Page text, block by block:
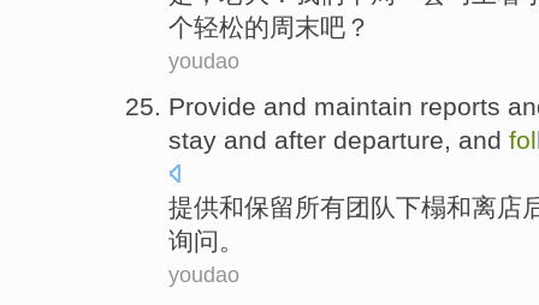
个轻松的周末吧？
youdao
Provide and maintain reports
stay and after departure, and
提供和保留所有团队下榻和离店
询问。
youdao